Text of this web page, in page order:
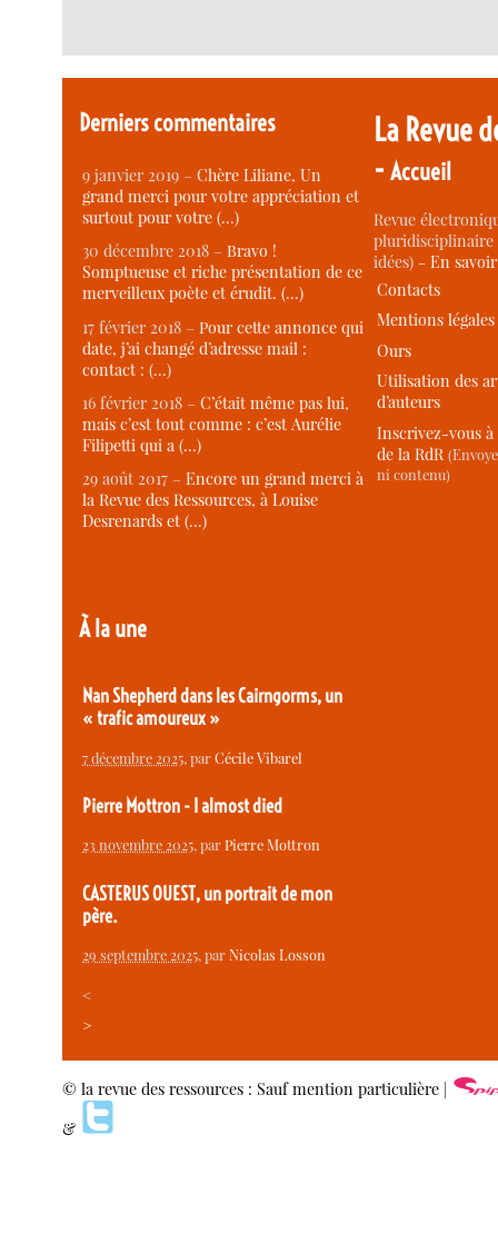
Derniers commentaires
9 janvier 2019 –Chère Liliane, Un
grand merci pour votre appréciation et
surtout pour votre (…)
30 décembre 2018 –Bravo !
Somptueuse et riche présentation de ce
merveilleux poète et érudit. (…)
17 février 2018 –Pour cette annonce qui
date, j’ai changé d’adresse mail :
contact : (…)
16 février 2018 –C’était même pas lui,
mais c’est tout comme : c’est Aurélie
Filipetti qui a (…)
29 août 2017 –Encore un grand merci à
la Revue des Ressources, à Louise
Desrenards et (…)
À la une
Nan Shepherd dans les Cairngorms, un
« trafic amoureux »
7 décembre 2025, parCécile Vibarel
Pierre Mottron - I almost died
23 novembre 2025, parPierre Mottron
CASTERUS OUEST, un portrait de mon
père.
29 septembre 2025, parNicolas Losson
<
>
La Revue
-Accueil
Revue
idées) -En
Contacts
Mentions légales
Ours
Utilisation des
d’auteurs
Inscrivez-vous
de la RdR
ni contenu)
© la revue des ressources : Sauf mention particulière |
&